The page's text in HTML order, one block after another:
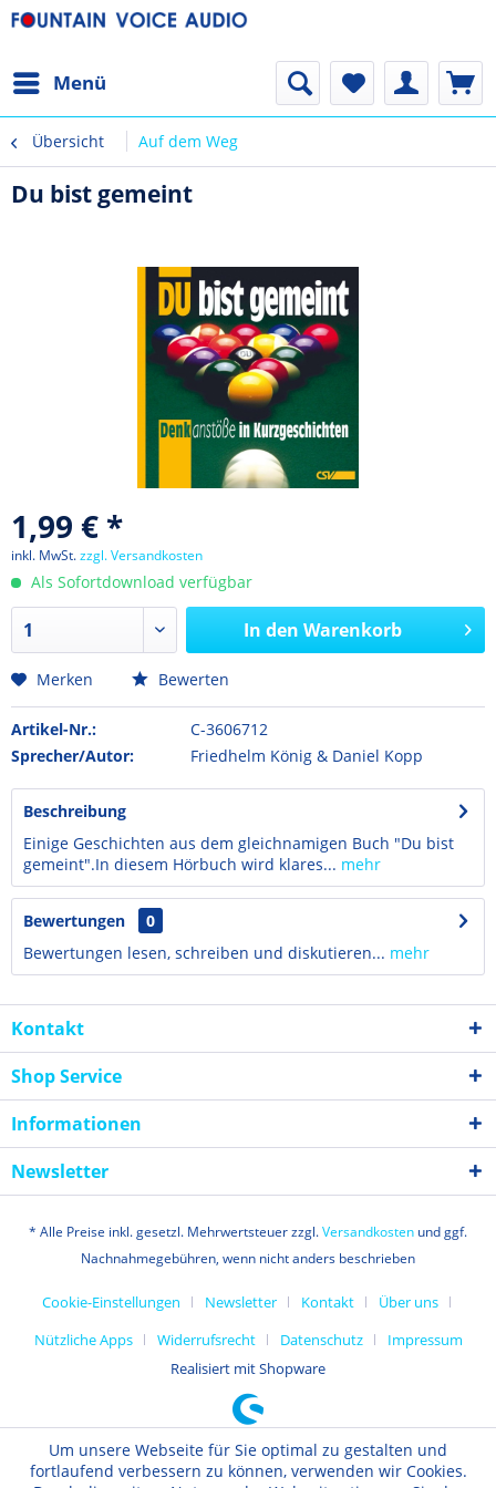
Menü
Übersicht Auf dem Weg
Du bist gemeint
1,99 € *
inkl. MwSt.zzgl. Versandkosten
Als Sofortdownload verfügbar
In den Warenkorb
Merken Bewerten
Artikel-Nr.:
C-3606712
Sprecher/Autor:
Friedhelm König & Daniel Kopp
Beschreibung
Einige Geschichten aus dem gleichnamigen Buch "Du bist
gemeint".In diesem Hörbuch wird klares... mehr
Bewertungen
0
Bewertungen lesen, schreiben und diskutieren... mehr
Kontakt
Shop Service
Informationen
Newsletter
* Alle Preise inkl. gesetzl. Mehrwertsteuer zzgl.Versandkosten und ggf.
Nachnahmegebühren, wenn nicht anders beschrieben
Cookie-Einstellungen Newsletter Kontakt
Über uns
Nützliche Apps
Widerrufsrecht Datenschutz
Impressum
Realisiert mit Shopware
Um unsere Webseite für Sie optimal zu gestalten und
fortlaufend verbessern zu können, verwenden wir Cookies.